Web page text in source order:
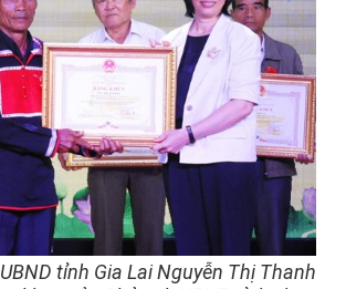
tỉnh Gia Lai Nguyễn Thị Thanh